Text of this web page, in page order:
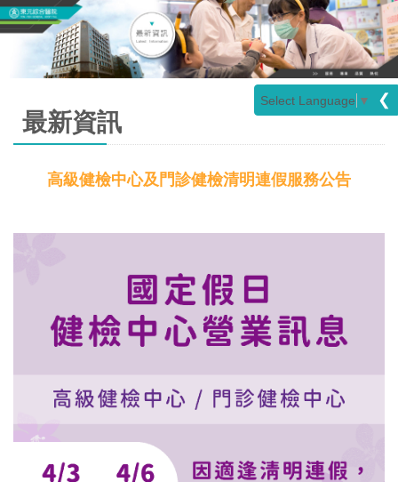
Select Language ▼ ❮
最新資訊
高級健檢中心及門診健檢清明連假服務公告